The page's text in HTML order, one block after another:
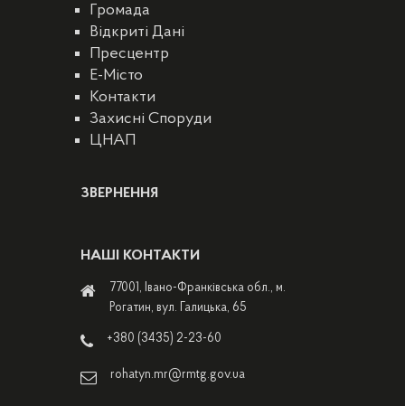
Громада
Відкриті Дані
Пресцентр
E-Місто
Контакти
Захисні Споруди
ЦНАП
ЗВЕРНЕННЯ
НАШІ КОНТАКТИ
77001, Івано-Франківська обл., м.
Рогатин, вул. Галицька, 65
+380 (3435) 2-23-60
rohatyn.mr@rmtg.gov.ua